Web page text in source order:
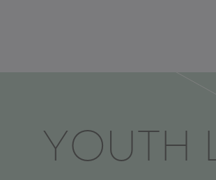
ΥOUTH